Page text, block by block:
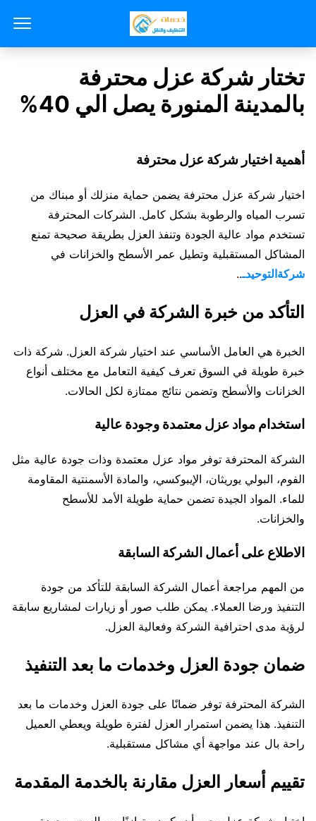
تختار شركة عزل محترفة
بالمدينة المنورة يصل الي 40%
أهمية اختيار شركة عزل محترفة
اختيار شركة عزل محترفة يضمن حماية منزلك أو مبناك من
تسرب المياه والرطوبة بشكل كامل. الشركات المحترفة
تستخدم مواد عالية الجودة وتنفذ العزل بطريقة صحيحة تمنع
المشاكل المستقبلية وتطيل عمر الأسطح والخزانات في
شركةالتوحيدـ..
التأكد من خبرة الشركة في العزل
الخبرة هي العامل الأساسي عند اختيار شركة العزل. شركة ذات
خبرة طويلة في السوق تعرف كيفية التعامل مع مختلف أنواع
الخزانات والأسطح وتضمن نتائج ممتازة لكل الحالات.
استخدام مواد عزل معتمدة وجودة عالية
الشركة المحترفة توفر مواد عزل معتمدة وذات جودة عالية مثل
الفوم، البولي يوريثان، الإيبوكسي، والمادة الأسمنتية المقاومة
للماء. المواد الجيدة تضمن حماية طويلة الأمد للأسطح
والخزانات.
الاطلاع على أعمال الشركة السابقة
من المهم مراجعة أعمال الشركة السابقة للتأكد من جودة
التنفيذ ورضا العملاء. يمكن طلب صور أو زيارات لمشاريع سابقة
لرؤية مدى احترافية الشركة وفعالية العزل.
ضمان جودة العزل وخدمات ما بعد التنفيذ
الشركة المحترفة توفر ضمانًا على جودة العزل وخدمات ما بعد
التنفيذ. هذا يضمن استمرار العزل لفترة طويلة ويعطي العميل
راحة بال عند مواجهة أي مشاكل مستقبلية.
تقييم أسعار العزل مقارنة بالخدمة المقدمة